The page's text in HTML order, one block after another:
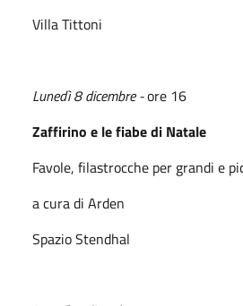
Villa Tittoni
Lunedì 8 dicembre -ore 16
Zaffirino e le fiabe di Natale
Favole, filastrocche per grandi e
a cura di Arden
Spazio Stendhal